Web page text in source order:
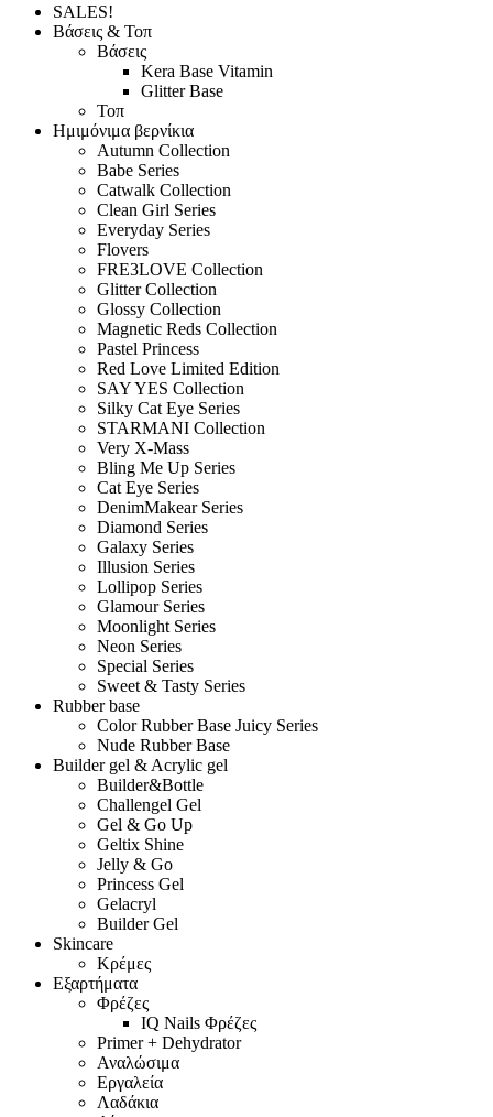
SALES!
Βάσεις & Τοπ
Βάσεις
Kera Base Vitamin
Glitter Base
Τοπ
Ημιμόνιμα βερνίκια
Autumn Collection
Babe Series
Catwalk Collection
Clean Girl Series
Everyday Series
Flovers
FRE3LOVE Collection
Glitter Collection
Glossy Collection
Magnetic Reds Collection
Pastel Princess
Red Love Limited Edition
SAY YES Collection
Silky Cat Eye Series
STARMANI Collection
Very X-Mass
Bling Me Up Series
Cat Eye Series
DenimMakear Series
Diamond Series
Galaxy Series
Illusion Series
Lollipop Series
Glamour Series
Moonlight Series
Neon Series
Special Series
Sweet & Tasty Series
Rubber base
Color Rubber Base Juicy Series
Nude Rubber Base
Builder gel & Acrylic gel
Builder&Bottle
Challengel Gel
Gel & Go Up
Geltix Shine
Jelly & Go
Princess Gel
Gelacryl
Builder Gel
Skincare
Κρέμες
Εξαρτήματα
Φρέζες
IQ Nails Φρέζες
Primer + Dehydrator
Αναλώσιμα
Εργαλεία
Λαδάκια